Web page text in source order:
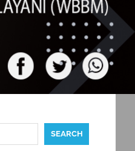
SEARCH